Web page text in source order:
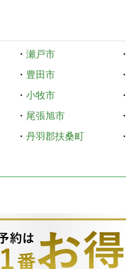
・ 瀬戸市 ・
・ 豊田市 ・
・ 小牧市 ・
・ 尾張旭市 ・
・ 丹羽郡扶桑町 ・